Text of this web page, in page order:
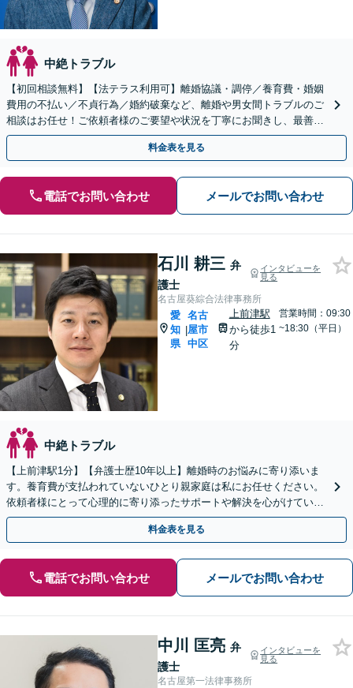
中絶トラブル
【初回相談無料】【法テラス利用可】離婚協議・調停／養育費・婚姻
費用の不払い／不貞行為／婚約破棄など、離婚や男女間トラブルのご
相談はお任せ！ご依頼者様のご要望や状況を丁寧にお聞きし、最善の
解決へ向けて尽力します【相談室完全個室】【金山駅5分】
料金表を見る
電話でお問い合わせ メールでお問い合わせ
石川 耕三 弁
護士
インタビューを
見る
名古屋葵綜合法律事務所
愛
知
県
|
名古
屋市
中区
上前津駅
から徒歩1
分
営業時間：09:30
~18:30（平日）
中絶トラブル
【上前津駅1分】【弁護士歴10年以上】離婚時のお悩みに寄り添いま
す。養育費が支払われていないひとり親家庭は私にお任せください。
依頼者様にとって心理的に寄り添ったサポートや解決を心がけていま
す。【夜間面談可能】【オンライン相談可能】
料金表を見る
電話でお問い合わせ メールでお問い合わせ
中川 匡亮 弁
護士
インタビューを
見る
名古屋第一法律事務所